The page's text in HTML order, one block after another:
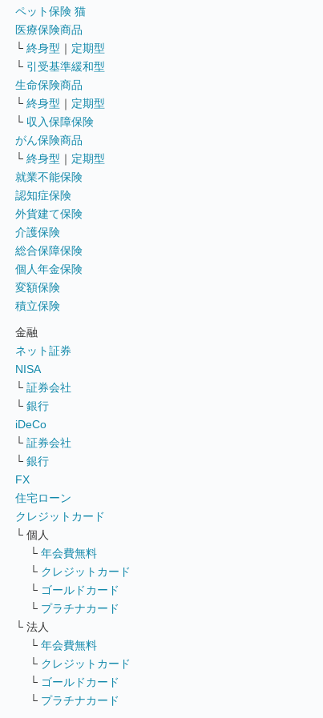
ペット保険 猫
医療保険商品
└ 終身型 ｜ 定期型
└ 引受基準緩和型
生命保険商品
└ 終身型 ｜ 定期型
└ 収入保障保険
がん保険商品
└ 終身型 ｜ 定期型
就業不能保険
認知症保険
外貨建て保険
介護保険
総合保障保険
個人年金保険
変額保険
積立保険
金融
ネット証券
NISA
└ 証券会社
└ 銀行
iDeCo
└ 証券会社
└ 銀行
FX
住宅ローン
クレジットカード
└ 個人
└ 年会費無料
└ クレジットカード
└ ゴールドカード
└ プラチナカード
└ 法人
└ 年会費無料
└ クレジットカード
└ ゴールドカード
└ プラチナカード